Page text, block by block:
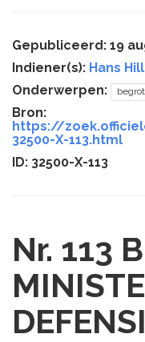
Gepubliceerd: 19
Indiener(s): Hans
Onderwerpen:
Bron:
https://
32500-X-113.html
ID: 32500-X-113
Nr. 113